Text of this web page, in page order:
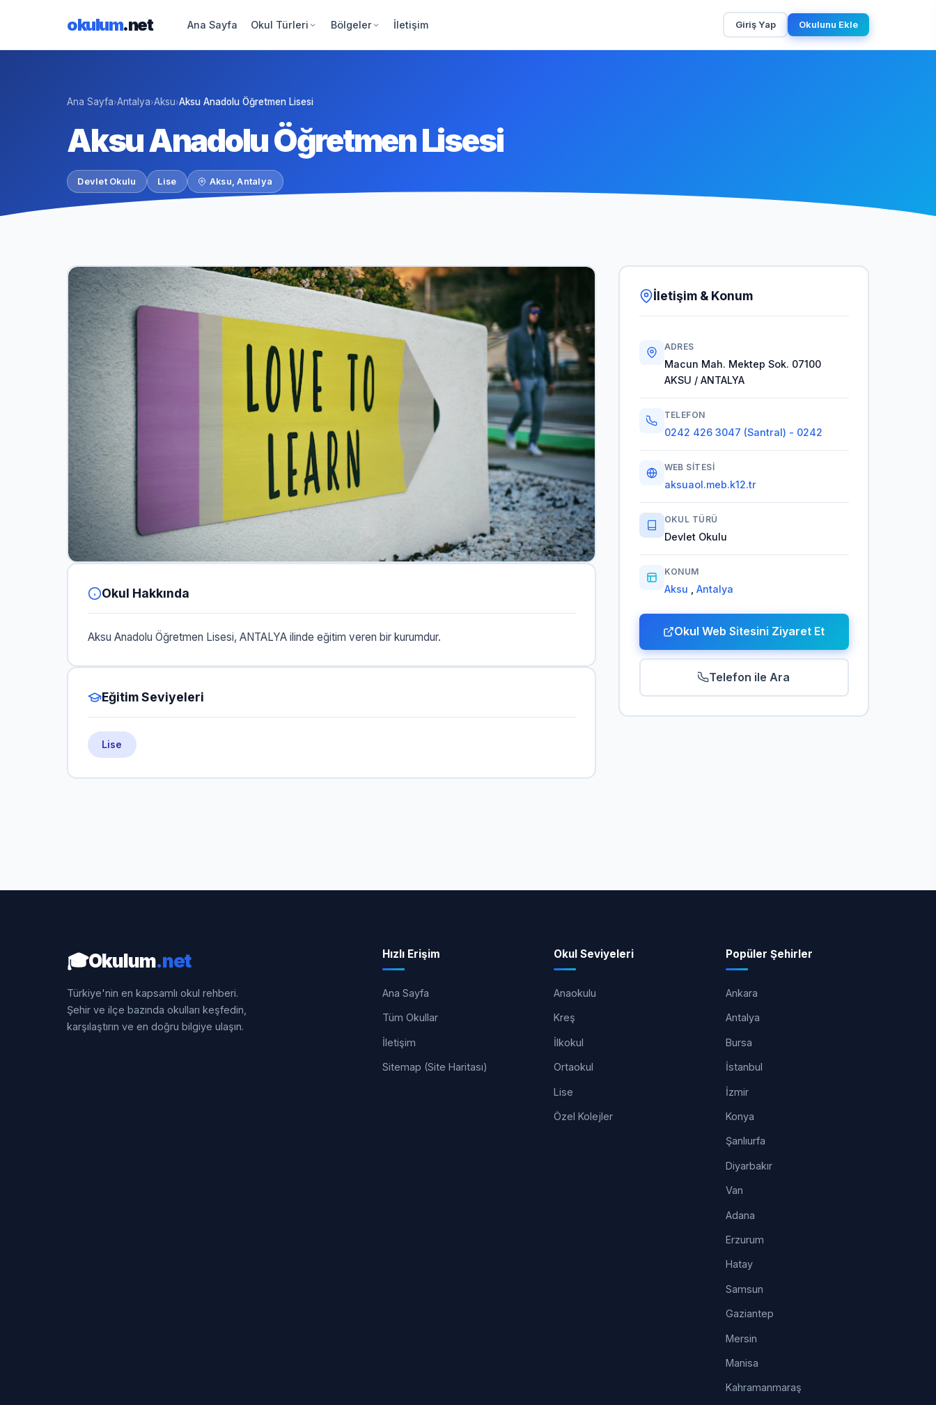
okulum.net Ana Sayfa Okul Türleri Bölgeler İletişim Giriş Yap Okulunu Ekle
Ana Sayfa›Antalya›Aksu›Aksu Anadolu Öğretmen Lisesi
Aksu Anadolu Öğretmen Lisesi
Devlet Okulu Lise Aksu, Antalya
Okul Hakkında
Aksu Anadolu Öğretmen Lisesi, ANTALYA ilinde eğitim veren bir kurumdur.
Eğitim Seviyeleri
Lise
İletişim & Konum
ADRES
Macun Mah. Mektep Sok. 07100
AKSU / ANTALYA
TELEFON
0242 426 3047 (Santral) - 0242
WEB SITESI
aksuaol.meb.k12.tr
OKUL TÜRÜ
Devlet Okulu
KONUM
Aksu Antalya
Okul Web Sitesini Ziyaret Et
Telefon ile Ara
🎓Okulum.net
Türkiye'nin en kapsamlı okul rehberi.
Şehir ve ilçe bazında okulları keşfedin,
karşılaştırın ve en doğru bilgiye ulaşın.
Hızlı Erişim
Ana Sayfa
Tüm Okullar
İletişim
Sitemap (Site Haritası)
Okul Seviyeleri
Anaokulu
Kreş
İlkokul
Ortaokul
Lise
Özel Kolejler
Popüler Şehirler
Ankara
Antalya
Bursa
İstanbul
İzmir
Konya
Şanlıurfa
Diyarbakır
Van
Adana
Erzurum
Hatay
Samsun
Gaziantep
Mersin
Manisa
Kahramanmaraş